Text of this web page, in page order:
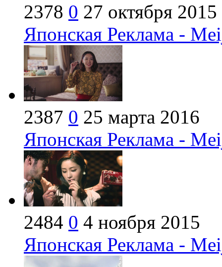
2378 0 27 октября 2015
Японская Реклама -
2387 0 25 марта 2016
Японская Реклама -
2484 0 4 ноября 2015
Японская Реклама -